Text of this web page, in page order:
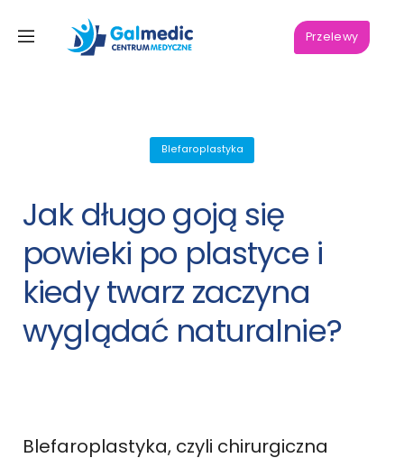
Przelewy
Blefaroplastyka
Jak długo goją się
powieki po plastyce i
kiedy twarz zaczyna
wyglądać naturalnie?
Blefaroplastyka, czyli chirurgiczna